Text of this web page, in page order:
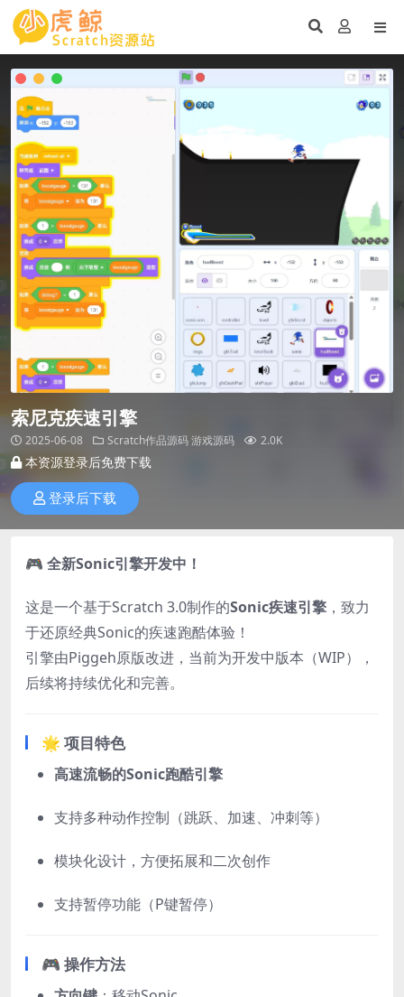
索尼克疾速引擎
2025-06-08 Scratch作品源码游戏源码 2.0K
本资源登录后免费下载
登录后下载
🎮 全新Sonic引擎开发中！
这是一个基于Scratch 3.0制作的Sonic疾速引擎 ，致力
于还原经典Sonic的疾速跑酷体验！
引擎由Piggeh原版改进，当前为开发中版本（WIP），
后续将持续优化和完善。
🌟 项目特色
高速流畅的Sonic跑酷引擎
支持多种动作控制（跳跃、加速、冲刺等）
模块化设计，方便拓展和二次创作
支持暂停功能（P键暂停）
🎮 操作方法